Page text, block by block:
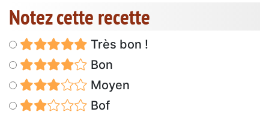
Notez cette recette
Très bon !
Bon
Moyen
Bof